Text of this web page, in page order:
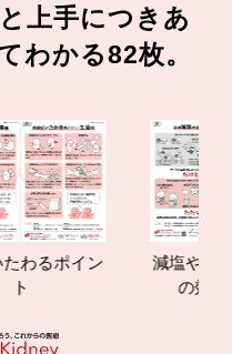
上手につきあ
わかる82枚。
るポイン
減塩やたんぱ
の効果と